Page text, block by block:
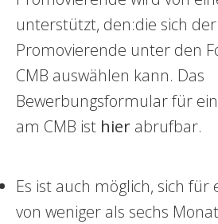
unterstützt, den:die sich
Promovierende unter den
CMB auswählen kann. Das
Bewerbungsformular für
am CMB ist hier abrufbar.
Es ist auch möglich, sich
von weniger als sechs